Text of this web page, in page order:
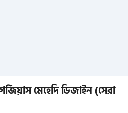
মেহেদি ডিজাইন (সেরা